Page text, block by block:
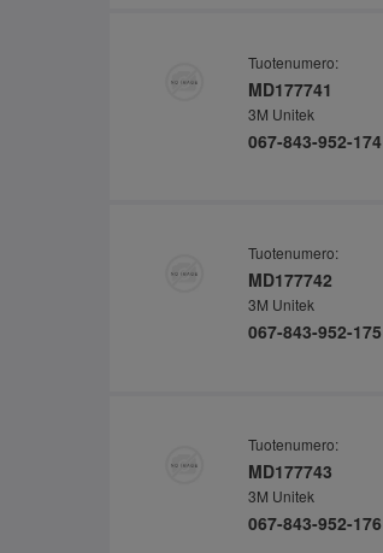
Tuotenumero:
MD177741
3M Unitek
067-843-952-174
Tuotenumero:
MD177742
3M Unitek
067-843-952-175
Tuotenumero:
MD177743
3M Unitek
067-843-952-176